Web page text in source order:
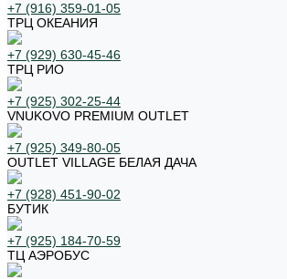
+7 (916) 359-01-05
ТРЦ ОКЕАНИЯ
+7 (929) 630-45-46
ТРЦ РИО
+7 (925) 302-25-44
VNUKOVO PREMIUM OUTLET
+7 (925) 349-80-05
OUTLET VILLAGE БЕЛАЯ ДАЧА
+7 (928) 451-90-02
БУТИК
+7 (925) 184-70-59
ТЦ АЭРОБУС